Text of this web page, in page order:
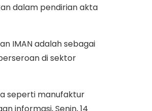
dalam pendirian akta
IMAN adalah sebagai
di sektor
seperti manufaktur